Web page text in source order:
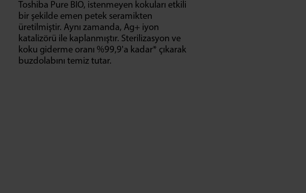
Toshiba Pure BIO, istenmeyen kokuları etkili
bir şekilde emen petek seramikten
üretilmiştir. Aynı zamanda, Ag+ iyon
katalizörü ile kaplanmıştır. Sterilizasyon ve
koku giderme oranı %99,9'a kadar* çıkarak
buzdolabını temiz tutar.